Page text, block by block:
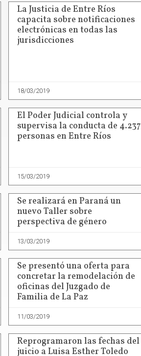
La Justicia de Entre Ríos
capacita sobre notificaciones
electrónicas en todas las
jurisdicciones
18/03/2019
El Poder Judicial controla y
supervisa la conducta de 4.237
personas en Entre Ríos
15/03/2019
Se realizará en Paraná un
nuevo Taller sobre
perspectiva de género
13/03/2019
Se presentó una oferta para
concretar la remodelación de
oficinas del Juzgado de
Familia de La Paz
11/03/2019
Reprogramaron las fechas del
juicio a Luisa Esther Toledo